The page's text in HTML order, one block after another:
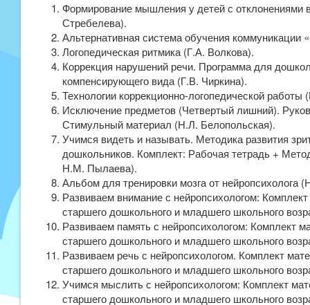
Формирование мышления у детей с отклонениями
Стребелева).
Альтернативная система обучения коммуникации
Логопедическая ритмика (Г.А. Волкова).
Коррекция нарушений речи. Программа для
компенсирующего вида (Г.В. Чиркина).
Технологии коррекционно-логопедической
Исключение предметов (Четвертый лишний).
Стимульный материал (Н.Л. Белопольская).
Учимся видеть и называть. Методика развития
дошкольников. Комплект: Рабочая тетрадь +
Н.М. Пылаева).
Альбом для тренировки мозга от нейропсихолога
Развиваем внимание с нейропсихологом:
старшего дошкольного и младшего школьного
Развиваем память с нейропсихологом: Комплект
старшего дошкольного и младшего школьного
Развиваем речь с нейропсихологом. Комплект
старшего дошкольного и младшего школьного
Учимся мыслить с нейропсихологом: Комплект
старшего дошкольного и младшего школьного